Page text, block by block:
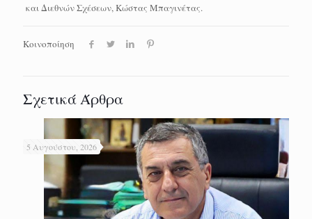
και Διεθνών Σχέσεων, Κώστας Μπαγινέτας.
Κοινοποίηση
Σχετικά Άρθρα
5 Αυγούστου, 2026